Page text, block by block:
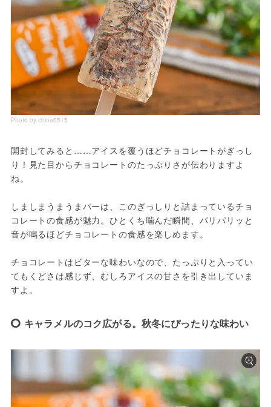
Photo by china0515
開封してみると……アイスを覆うほどチョコレートがぎっし
り！見た目からチョコレートのたっぷりさが伝わりますよ
ね。
しましまうまうまバーは、このぎっしりと詰まっているチョ
コレートの食感が魅力。ひとくち噛んだ瞬間、パリパリッと
音が鳴るほどチョコレートの食感を楽しめます。
チョコレートはビターな味わいなので、たっぷりと入ってい
てもくどさは感じず、むしろアイスの甘さを引き出していま
すよ。
キャラメルのコク広がる。秋冬にぴったりな味わい